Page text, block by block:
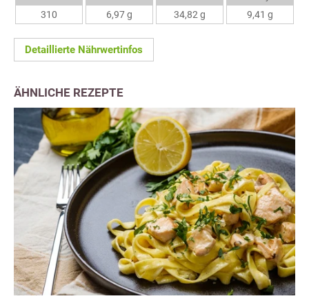
310
6,97 g
34,82 g
9,41 g
Detaillierte Nährwertinfos
ÄHNLICHE REZEPTE